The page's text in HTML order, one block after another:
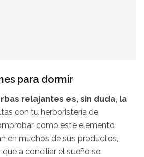
para dormir
relajantes es, sin duda, la
con tu herboristería de
como este elemento
en muchos de sus productos,
a conciliar el sueño se